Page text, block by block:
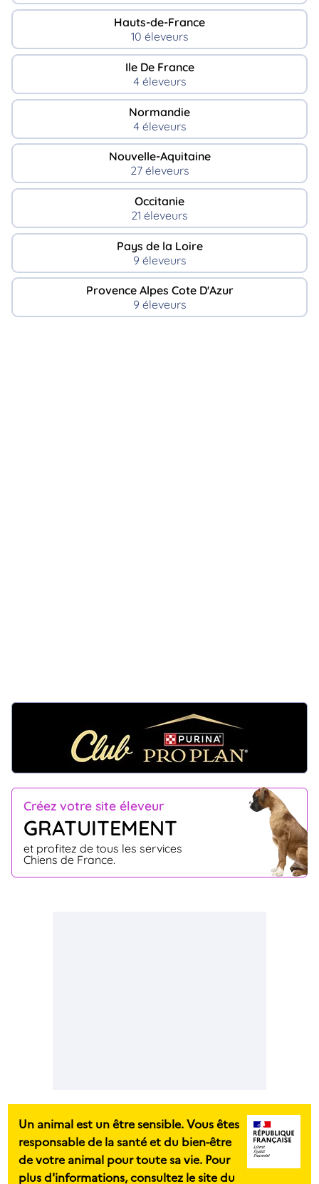
Hauts-de-France
10 éleveurs
Ile De France
4 éleveurs
Normandie
4 éleveurs
Nouvelle-Aquitaine
27 éleveurs
Occitanie
21 éleveurs
Pays de la Loire
9 éleveurs
Provence Alpes Cote D'Azur
9 éleveurs
Créez votre site éleveur
GRATUITEMENT
et profitez de tous les services
Chiens de France.
Un animal est un être sensible. Vous êtes
responsable de la santé et du bien-être
de votre animal pour toute sa vie. Pour
plus d'informations, consultez le site du